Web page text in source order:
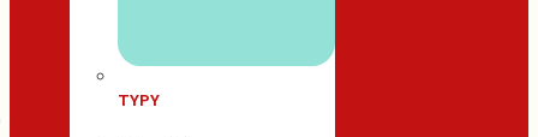
TYPY